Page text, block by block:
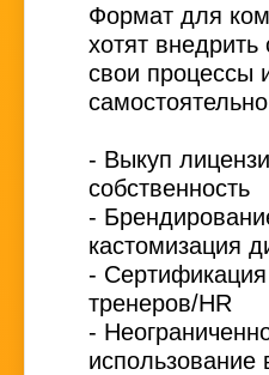
Формат для
хотят
свои процессы
- Выкуп
собственность
-
кастомизация
-
тренеров/HR
-
использование